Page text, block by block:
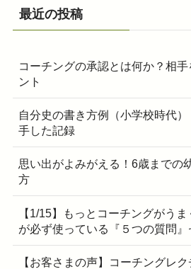
最近の投稿
コーチングの承認とは何か？相
ント
自分史の書き方例（小学校時代
手した記録
思い出がよみがえる！6歳までの
方
【1/15】もっとコーチングがう
が必ず使っている『５つの質問
【お客さまの声】コーチングレ